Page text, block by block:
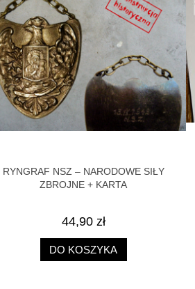
RYNGRAF NSZ – NARODOWE SIŁY
ZBROJNE + KARTA
44,90 zł
DO KOSZYKA